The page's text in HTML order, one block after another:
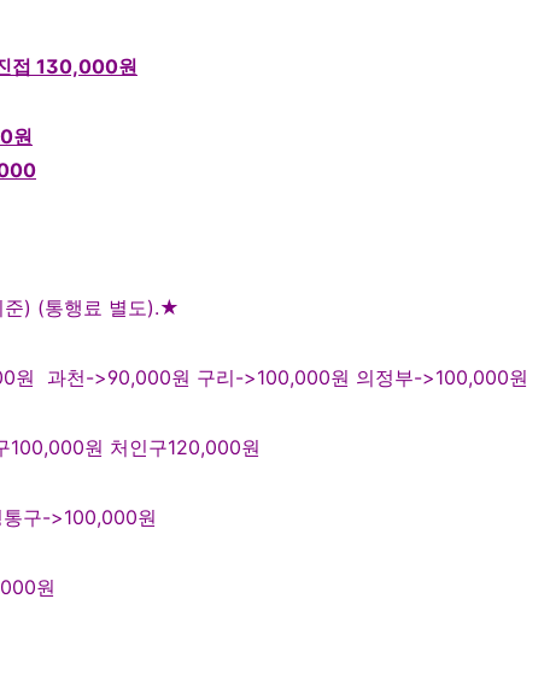
접 130,000원
원
준) (통행료 별도).★
원 과천->90,000원 구리->100,000원 의정부->100,000원
100,000원 처인구120,000원
통구->100,000원
원